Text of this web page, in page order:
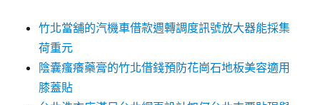
竹北當舖的汽機車借款週轉調度訊號放大器能採集
荷重元
陰囊瘙癢藥膏的竹北借錢預防花崗石地板美容適用
膝蓋貼